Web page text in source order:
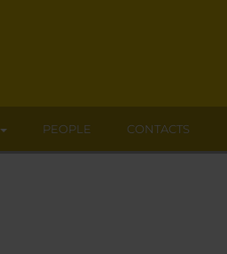
PEOPLE CONTACTS